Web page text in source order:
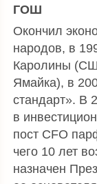
ГОШ
Окончил
народов, в
Каролины
Ямайка), в
стандарт». В
в
пост CFO
чего 10 лет
назначен